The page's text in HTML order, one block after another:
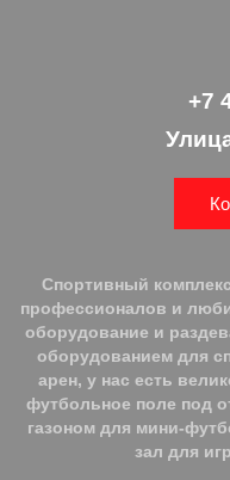
+7
Спортивный
профессионалов и
оборудование и
оборудованием для
арен, у нас есть
футбольное поле под
газоном для мини-
зал для